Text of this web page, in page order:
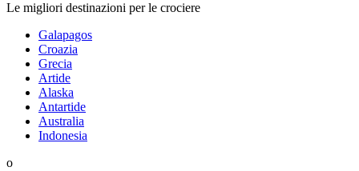
Le migliori destinazioni per le crociere
Galapagos
Croazia
Grecia
Artide
Alaska
Antartide
Australia
Indonesia
o